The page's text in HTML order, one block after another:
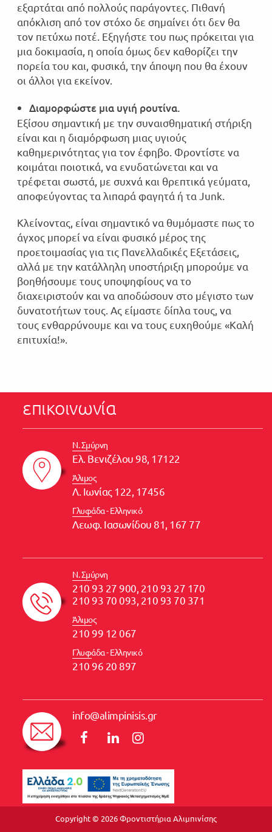
εξαρτάται από πολλούς παράγοντες. Πιθανή
απόκλιση από τον στόχο δε σημαίνει ότι δεν θα
τον πετύχω ποτέ. Εξηγήστε του πως πρόκειται για
μια δοκιμασία, η οποία όμως δεν καθορίζει την
πορεία του και, φυσικά, την άποψη που θα έχουν
οι άλλοι για εκείνον.
Διαμορφώστε μια υγιή ρουτίνα.
Εξίσου σημαντική με την συναισθηματική στήριξη
είναι και η διαμόρφωση μιας υγιούς
καθημερινότητας για τον έφηβο. Φροντίστε να
κοιμάται ποιοτικά, να ενυδατώνεται και να
τρέφεται σωστά, με συχνά και θρεπτικά γεύματα,
αποφεύγοντας τα λιπαρά φαγητά ή τα Junk.
Κλείνοντας, είναι σημαντικό να θυμόμαστε πως το
άγχος μπορεί να είναι φυσικό μέρος της
προετοιμασίας για τις Πανελλαδικές Εξετάσεις,
αλλά με την κατάλληλη υποστήριξη μπορούμε να
βοηθήσουμε τους υποψηφίους να το
διαχειριστούν και να αποδώσουν στο μέγιστο των
δυνατοτήτων τους. Ας είμαστε δίπλα τους, να
τους ενθαρρύνουμε και να τους ευχηθούμε «Καλή
επιτυχία!».
επικοινωνία
Ν. Σμύρνη
Ελ. Βενιζέλου 98, 17122
Άλιμος
Λ. Ιωνίας 122, 17456
Γλυφάδα - Ελληνικό
Λεωφ. Ιασωνίδου 81, 167 77
Ν. Σμύρνη
210 93 27 900, 210 93 27 170
210 93 70 093, 210 93 70 371
Άλιμος
210 99 12 067
Γλυφάδα - Ελληνικό
210 96 20 897
info@alimpinisis.gr
Copyright © 2026 Φροντιστήρια Αλιμπινίσης